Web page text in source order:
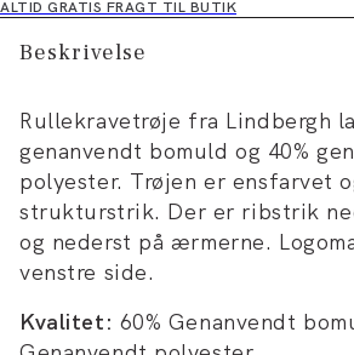
ALTID GRATIS FRAGT TIL BUTIK
Beskrivelse
Rullekravetrøje fra Lindbergh
genanvendt bomuld og 40%
polyester. Trøjen er ensfarvet
strukturstrik. Der er ribstrik
og nederst på ærmerne.
venstre side.
Kvalitet: 60% Genanvendt